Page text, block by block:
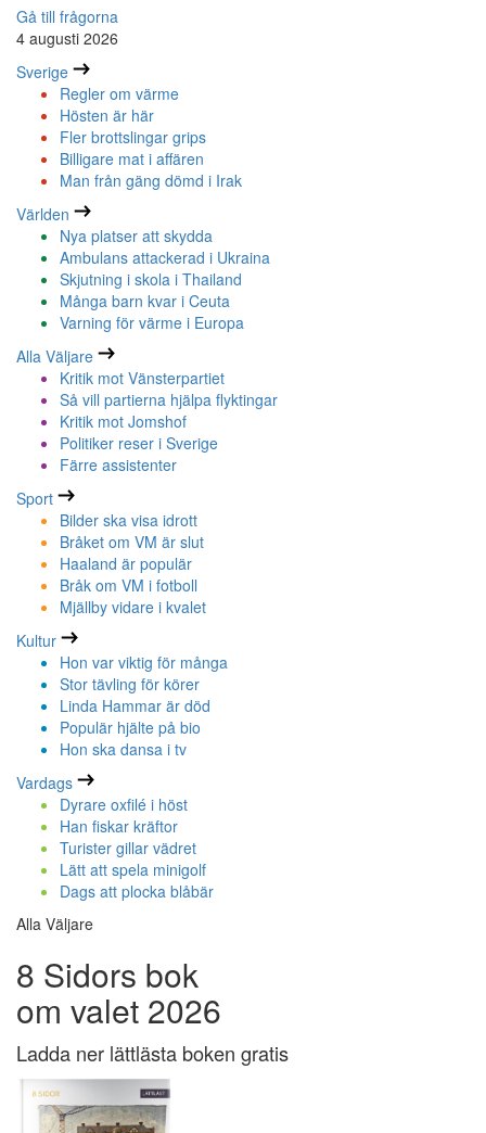
Gå till frågorna
4 augusti 2026
Sverige
Regler om värme
Hösten är här
Fler brottslingar grips
Billigare mat i affären
Man från gäng dömd i Irak
Världen
Nya platser att skydda
Ambulans attackerad i Ukraina
Skjutning i skola i Thailand
Många barn kvar i Ceuta
Varning för värme i Europa
Alla Väljare
Kritik mot Vänsterpartiet
Så vill partierna hjälpa flyktingar
Kritik mot Jomshof
Politiker reser i Sverige
Färre assistenter
Sport
Bilder ska visa idrott
Bråket om VM är slut
Haaland är populär
Bråk om VM i fotboll
Mjällby vidare i kvalet
Kultur
Hon var viktig för många
Stor tävling för körer
Linda Hammar är död
Populär hjälte på bio
Hon ska dansa i tv
Vardags
Dyrare oxfilé i höst
Han fiskar kräftor
Turister gillar vädret
Lätt att spela minigolf
Dags att plocka blåbär
Alla Väljare
8 Sidors bok
om valet 2026
Ladda ner lättlästa boken gratis